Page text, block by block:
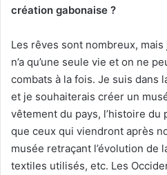
création gabonaise ?
Les rêves sont nombreux, mais
n’a qu’une seule vie et on ne
combats à la fois. Je suis dans
et je souhaiterais créer un
vêtement du pays, l’histoire du
que ceux qui viendront après
musée retraçant l’évolution de
textiles utilisés, etc. Les